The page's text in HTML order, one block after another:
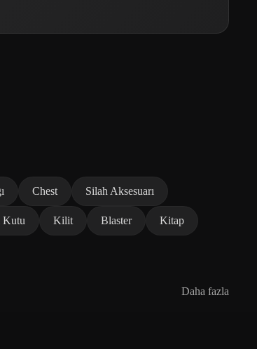
Chest Silah Aksesuarı
Kilit Blaster Kitap
Daha fazla